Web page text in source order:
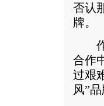
否认
牌。
作
合作
过艰
风”